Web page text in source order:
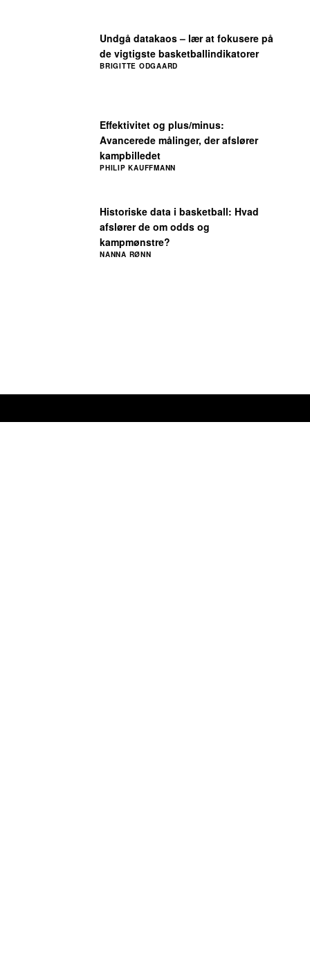
Historiske data i basketball: Hvad
afslører de om odds og
kampmønstre?
NANNA RØNN
Effektivitet og plus/minus:
Avancerede målinger, der afslører
kampbilledet
PHILIP KAUFFMANN
Undgå datakaos – lær at fokusere på
de vigtigste basketballindikatorer
BRIGITTE ODGAARD